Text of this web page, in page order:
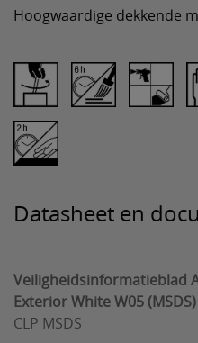
Hoogwaardige dekkende
Datasheet en
Veiligheidsinformatieblad
Exterior White W05 (MSDS)
CLP MSDS